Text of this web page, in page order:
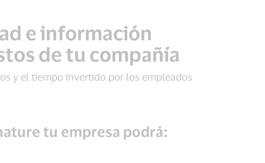
e información
de tu compañía
y el tiempo invertido por los empleados
tu empresa podrá: